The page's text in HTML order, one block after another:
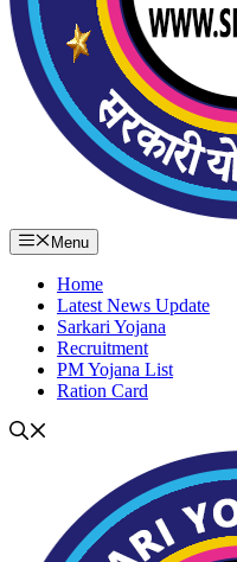
Menu
Home
Latest News Update
Sarkari Yojana
Recruitment
PM Yojana List
Ration Card